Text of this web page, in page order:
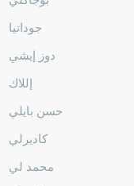
جوداتيا
دوز إيشي
إللاك
حسن بايلي
كاديرلي
محمد لي